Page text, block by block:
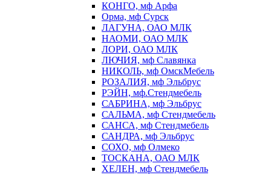
КОНГО, мф Арфа
Орма, мф Сурск
ЛАГУНА, ОАО МЛК
НАОМИ, ОАО МЛК
ЛОРИ, ОАО МЛК
ЛЮЧИЯ, мф Славянка
НИКОЛЬ, мф ОмскМебель
РОЗАЛИЯ, мф Эльбрус
РЭЙН, мф.Стендмебель
САБРИНА, мф Эльбрус
САЛЬМА, мф Стендмебель
САНСА, мф Стендмебель
САНДРА, мф Эльбрус
СОХО, мф Олмеко
ТОСКАНА, ОАО МЛК
ХЕЛЕН, мф Стендмебель